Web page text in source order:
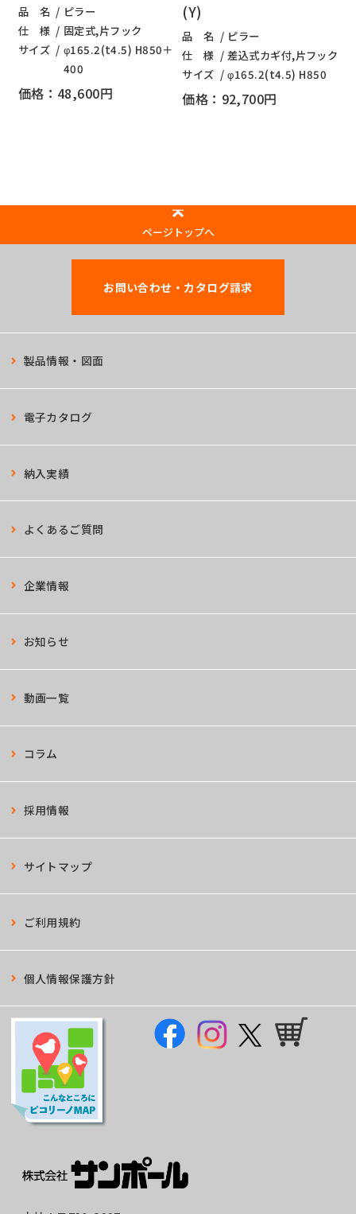
品 名
ピラー
仕 様
固定式,片フック
サイズ
φ165.2(t4.5) H850＋
400
価格：48,600円
(Y)
品 名
ピラー
仕 様
差込式カギ付,片フック
サイズ
φ165.2(t4.5) H850
価格：92,700円
ページトップへ
製品情報・図面
電子カタログ
納入実績
よくあるご質問
お問い合わせ・カタログ請求
企業情報
お知らせ
動画一覧
コラム
採用情報
サイトマップ
ご利用規約
個人情報保護方針